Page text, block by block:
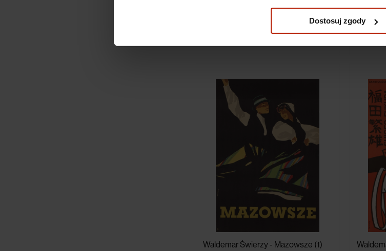
Dostosuj zgody
Mieczysław Wasilewski - To be or not
chodzę
1
Waldemar Świerzy - Mazowsze (1)